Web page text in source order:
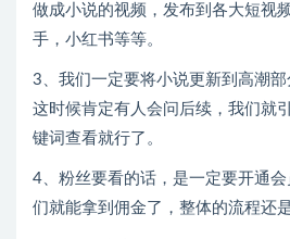
做成小说的视频，发布到各大短视
手，小红书等等。
3、我们一定要将小说更新到高潮部
这时候肯定有人会问后续，我们就
键词查看就行了。
4、粉丝要看的话，是一定要开通
们就能拿到佣金了，整体的流程还